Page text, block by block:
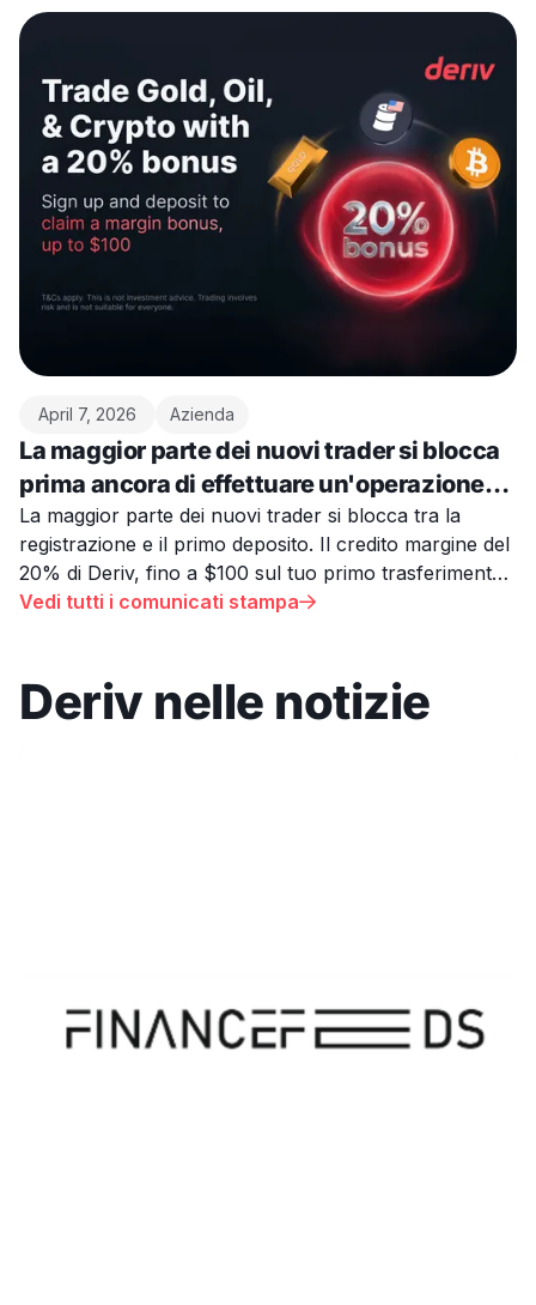
April 7, 2026 Azienda
La maggior parte dei nuovi trader si blocca
prima ancora di effettuare un'operazione.
Deriv sta cercando di risolvere questo
problema.
La maggior parte dei nuovi trader si blocca tra la
registrazione e il primo deposito. Il credito margine del
20% di Deriv, fino a $100 sul tuo primo trasferimento
MT5, è stato pensato per risolvere questo problema.
Vedi tutti i comunicati stampa
Deriv nelle notizie